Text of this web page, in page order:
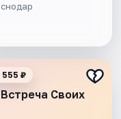
Встреча Своих
555 ₽